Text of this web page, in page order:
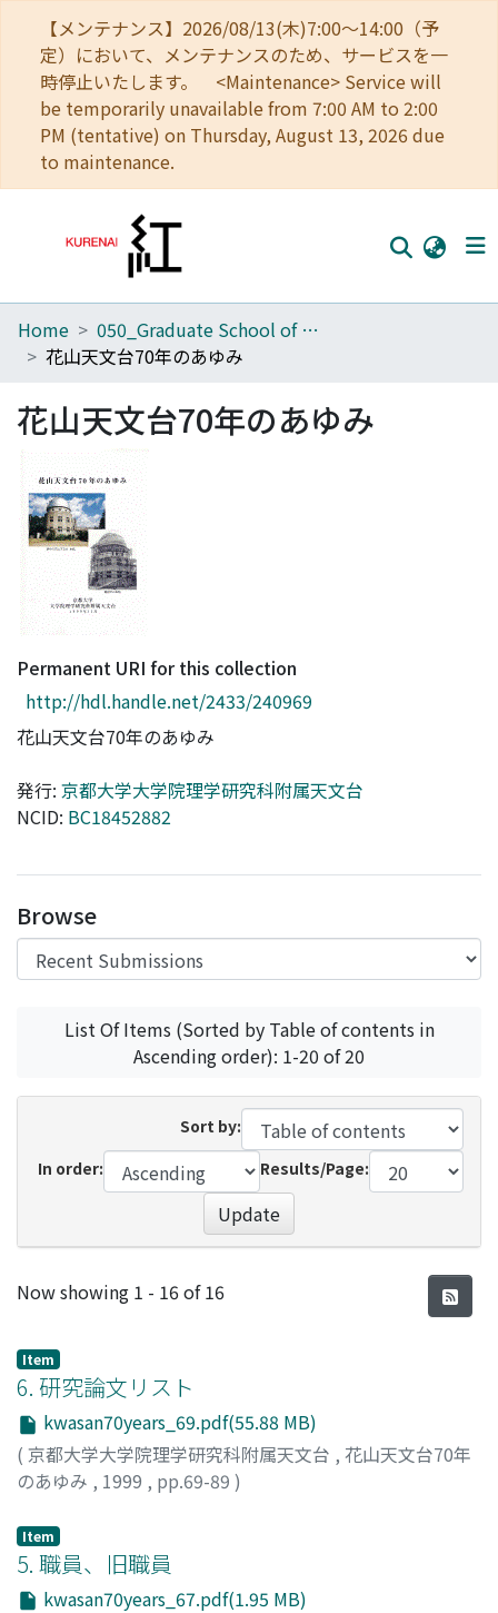
【メンテナンス】2026/08/13(木)7:00～14:00（予
定）において、メンテナンスのため、サービスを一
時停止いたします。 <Maintenance> Service will
be temporarily unavailable from 7:00 AM to 2:00
PM (tentative) on Thursday, August 13, 2026 due
to maintenance.
Home
Browse
Download Ranking
Access Statistics
Library Network
Home
050_Graduate School of Science
花山天文台70年のあゆみ
花山天文台70年のあゆみ
Permanent URI for this collection
http://hdl.handle.net/2433/240969
花山天文台70年のあゆみ
発行: 京都大学大学院理学研究科附属天文台
NCID: BC18452882
Browse
List Of Items (Sorted by Table of contents in
Ascending order): 1-20 of 20
Sort by:
In order:
Results/Page:
Update
Recent Submissions
Now showing 1 - 16 of 16
Item
6. 研究論文リスト
kwasan70years_69.pdf(55.88 MB)
( 京都大学大学院理学研究科附属天文台 , 花山天文台70年
のあゆみ , 1999 , pp.69-89 )
Item
5. 職員、旧職員
kwasan70years_67.pdf(1.95 MB)